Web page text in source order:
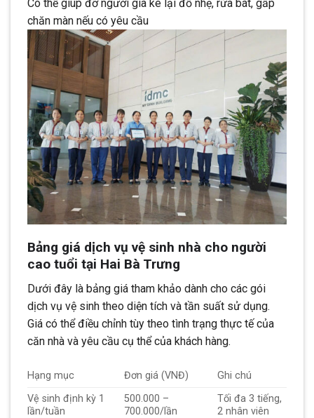
Có thể giúp đỡ người già kê lại đồ nhẹ, rửa bát, gấp
chăn màn nếu có yêu cầu
Bảng giá dịch vụ vệ sinh nhà cho người
cao tuổi tại Hai Bà Trưng
Dưới đây là bảng giá tham khảo dành cho các gói
dịch vụ vệ sinh theo diện tích và tần suất sử dụng.
Giá có thể điều chỉnh tùy theo tình trạng thực tế của
căn nhà và yêu cầu cụ thể của khách hàng.
Hạng mục Đơn giá (VNĐ)
Ghi chú
Vệ sinh định kỳ 1
lần/tuần
500.000 –
700.000/lần
Tối đa 3 tiếng,
2 nhân viên